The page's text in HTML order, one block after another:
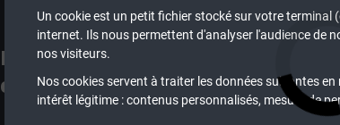
Nos
catalogues
Un cookie est un petit fichier stocké sur votre terminal
internet. Ils nous permettent d'analyser l'audience de
nos visiteurs.
Nos cookies servent à traiter les données suivantes
intérêt légitime : contenus personnalisés, mesure de